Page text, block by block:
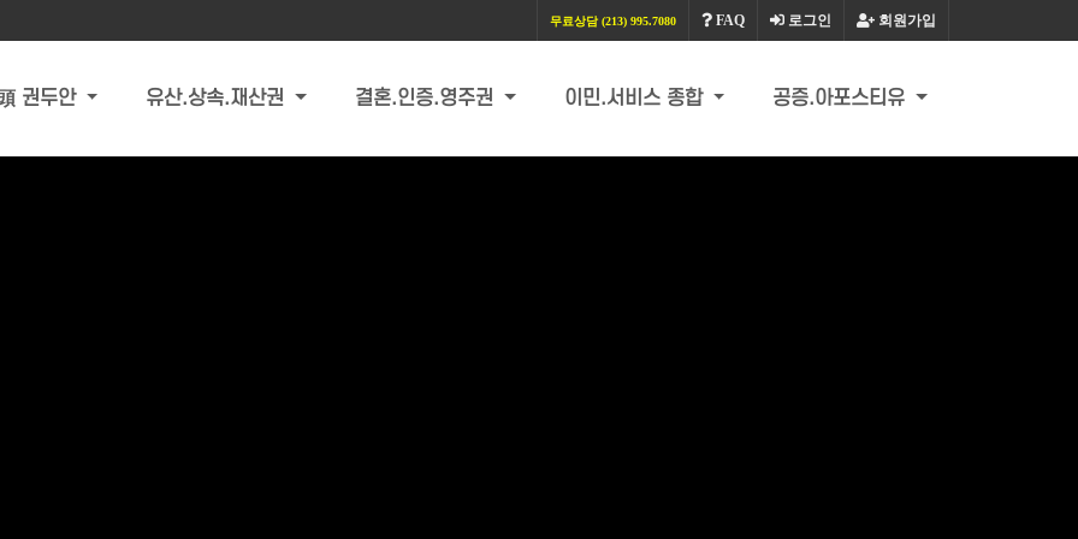
회원가입
로그인
FAQ
무료상담 (213) 995.7080
권두안 유산.상속.재산권 결혼.인증.영주권 이민.서비스 종합 공증.아포스티유